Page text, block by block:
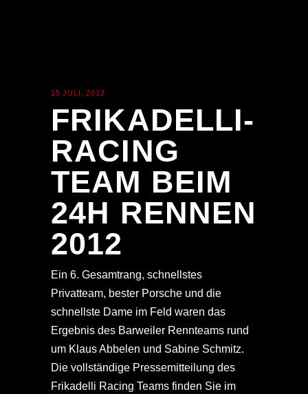
15 JULI, 2012
FRIKADELLI-
RACING
TEAM BEIM
24H RENNEN
2012
Ein 6. Gesamtrang, schnellstes
Privatteam, bester Porsche und die
schnellste Dame im Feld waren das
Ergebnis des Barweiler Rennteams rund
um Klaus Abbelen und Sabine Schmitz.
Die vollständige Pressemitteilung des
Frikadelli Racing Teams finden Sie im